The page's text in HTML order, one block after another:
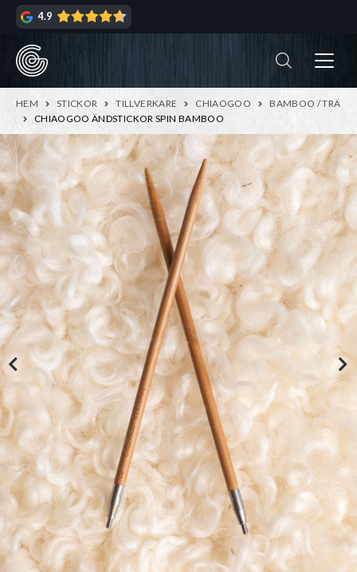
Hoppa
navigering
Hoppa
innehåll
4.9
HEM STICKOR TILLVERKARE CHIAOGOO
BAMBOO / TRÄ
CHIAOGOO ÄNDSTICKOR SPIN BAMBOO